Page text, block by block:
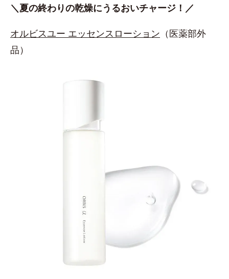
＼夏の終わりの乾燥にうるおいチャージ！／
オルビスユー エッセンスローション （医薬部外
品）